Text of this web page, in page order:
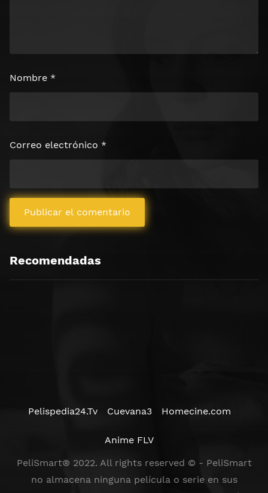
Nombre *
Correo electrónico *
Recomendadas
Pelispedia24.Tv Cuevana3 Homecine.com
Anime FLV
PeliSmart® 2022. All rights reserved © - PeliSmart
no almacena ninguna película o serie en sus